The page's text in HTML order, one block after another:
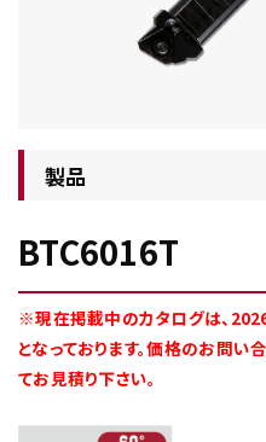
工具・部品一覧
生産終了品
製品
BTC6016T
※現在掲載中のカタログは、
となっております。価格のお問
てお見積り下さい。